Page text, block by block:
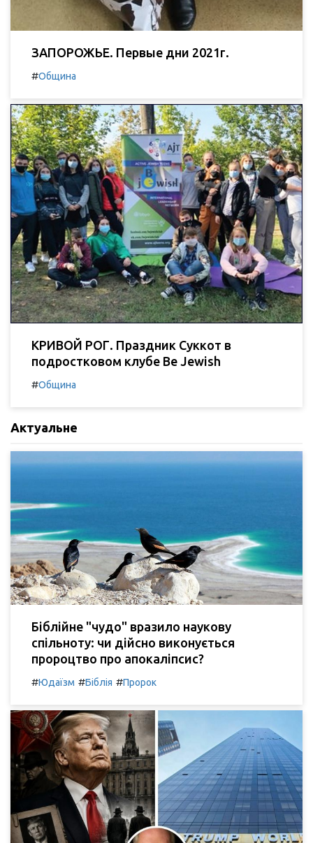
ЗАПОРОЖЬЕ. Первые дни 2021г.
#Община
КРИВОЙ РОГ. Праздник Суккот в
подростковом клубе Be Jewish
#Община
Актуальне
Біблійне "чудо" вразило наукову
спільноту: чи дійсно виконується
пророцтво про апокаліпсис?
#Юдаїзм #Біблія #Пророк